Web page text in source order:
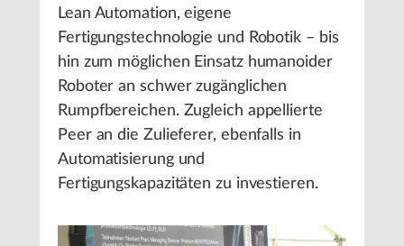
Lean Automation, eigene
Fertigungstechnologie und Robotik – bis
hin zum möglichen Einsatz humanoider
Roboter an schwer zugänglichen
Rumpfbereichen. Zugleich appellierte
Peer an die Zulieferer, ebenfalls in
Automatisierung und
Fertigungskapazitäten zu investieren.